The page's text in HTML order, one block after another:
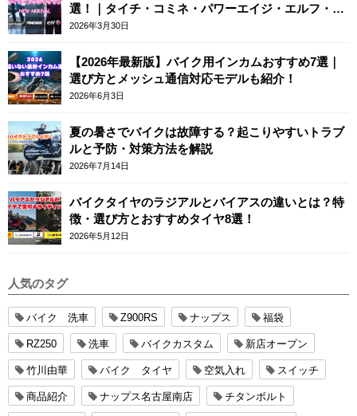
選！｜タイチ・コミネ・パワーエイジ・エルフ・エ
ースカフェロンドン
2026年3月30日
【2026年最新版】バイク用インカムおすすめ7選｜
選び方とメッシュ通信対応モデルも紹介！
2026年6月3日
夏の暑さでバイクは故障する？起こりやすいトラブ
ルと予防・対策方法を解説
2026年7月14日
バイクタイヤのラジアルとバイアスの違いとは？特
徴・選び方とおすすめタイヤ8選！
2026年5月12日
人気のタグ
バイク 洗車 Z900RS ナップス 福袋
RZ250 洗車 バイクカスタム 新店オープン
竹川由華 バイク タイヤ 空気入れ スイッチ
商品紹介 ナップス名古屋南店 チタンボルト